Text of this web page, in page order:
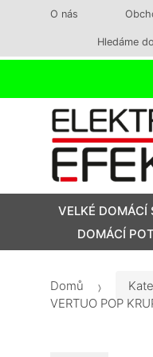
O nás
Hledáme
VELKÉ DOMÁCÍ
DOMÁCÍ
Domů
VERTUO POP